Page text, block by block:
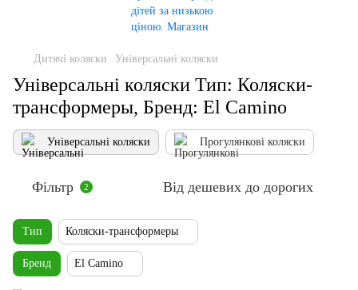
Дитячі коляски Універсальні коляски
Універсальні коляски Тип: Коляски-
трансформеры, Бренд: El Camino
Універсальні коляски Прогулянкові коляски
Фільтр 2 Від дешевих до дорогих
Тип Коляски-трансформеры
Бренд El Camino